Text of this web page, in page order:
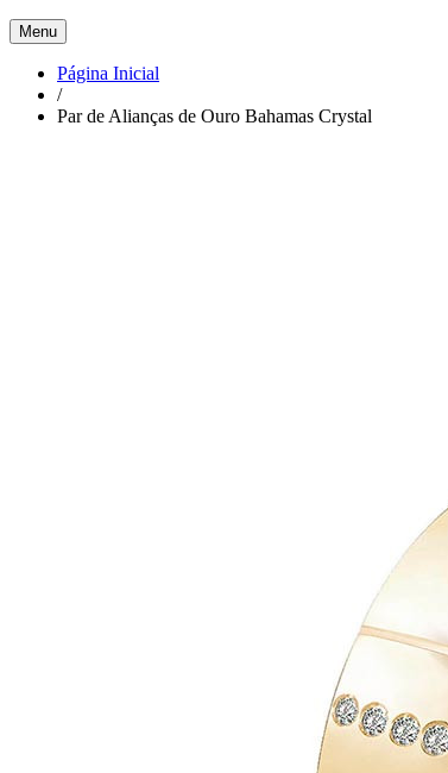
Menu
Página Inicial
/
Par de Alianças de Ouro Bahamas Crystal